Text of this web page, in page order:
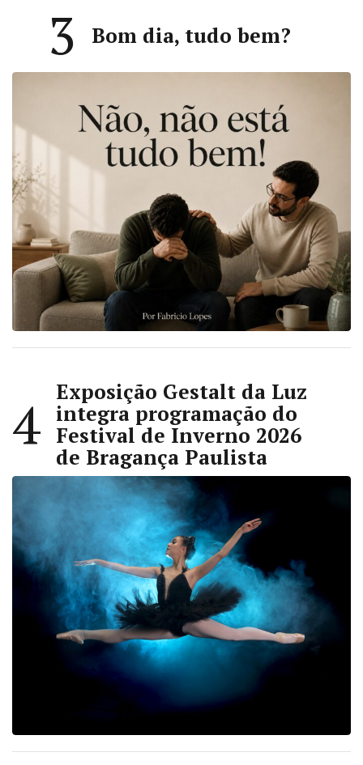
3 Bom dia, tudo bem?
4
Exposição Gestalt da Luz
integra programação do
Festival de Inverno 2026
de Bragança Paulista